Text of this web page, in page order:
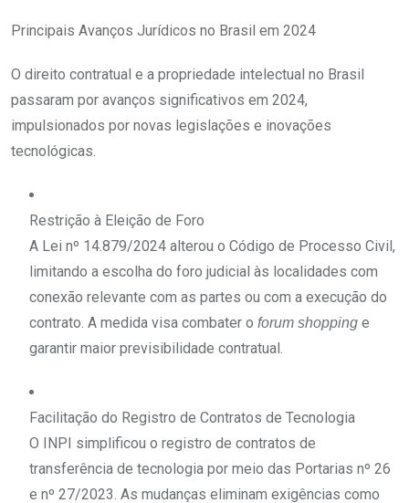
Principais Avanços Jurídicos no Brasil em 2024
O direito contratual e a propriedade intelectual no Brasil
passaram por avanços significativos em 2024,
impulsionados por novas legislações e inovações
tecnológicas.
Restrição à Eleição de Foro
A Lei nº 14.879/2024 alterou o Código de Processo Civil,
limitando a escolha do foro judicial às localidades com
conexão relevante com as partes ou com a execução do
contrato. A medida visa combater o forum shopping e
garantir maior previsibilidade contratual.
Facilitação do Registro de Contratos de Tecnologia
O INPI simplificou o registro de contratos de
transferência de tecnologia por meio das Portarias nº 26
e nº 27/2023. As mudanças eliminam exigências como